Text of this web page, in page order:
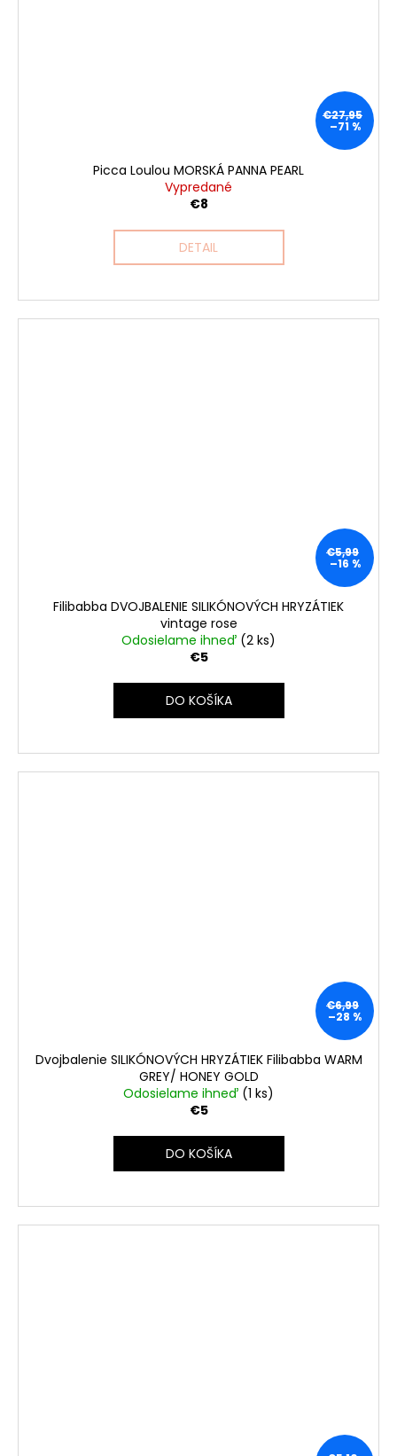
€27,95
–71 %
Picca Loulou MORSKÁ PANNA PEARL
Vypredané
€8
DETAIL
€5,99
–16 %
Filibabba DVOJBALENIE SILIKÓNOVÝCH HRYZÁTIEK
vintage rose
Odosielame ihneď (2 ks)
€5
DO KOŠÍKA
€6,99
–28 %
Dvojbalenie SILIKÓNOVÝCH HRYZÁTIEK Filibabba WARM
GREY/ HONEY GOLD
Odosielame ihneď (1 ks)
€5
DO KOŠÍKA